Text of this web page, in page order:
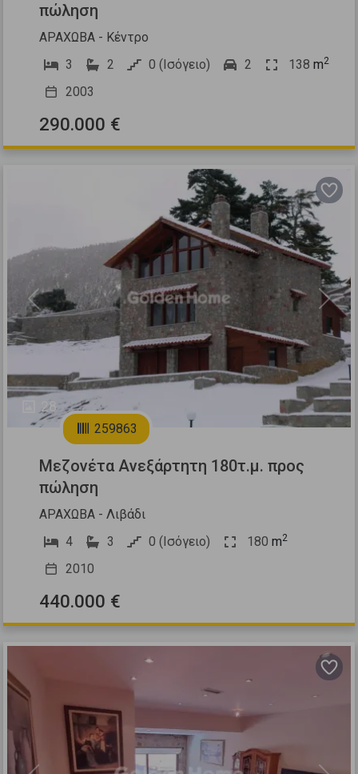
πώληση
ΑΡΑΧΩΒΑ - Κέντρο
3
2 0 (Ισόγειο) 2 138 m2
2003
290.000 €
28
Previous Next
259863
Μεζονέτα Ανεξάρτητη 180τ.μ. προς
πώληση
ΑΡΑΧΩΒΑ - Λιβάδι
4
3 0 (Ισόγειο) 180 m2
2010
440.000 €